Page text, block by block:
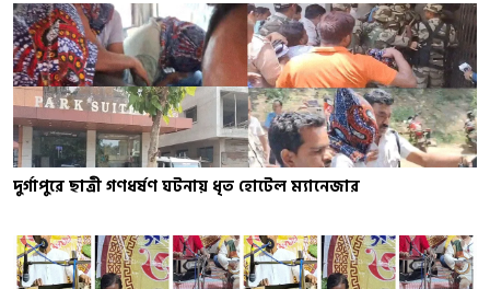
দুর্গাপুরে ছাত্রী গণধর্ষণ ঘটনায় ধৃত হোটেল ম্যানেজার